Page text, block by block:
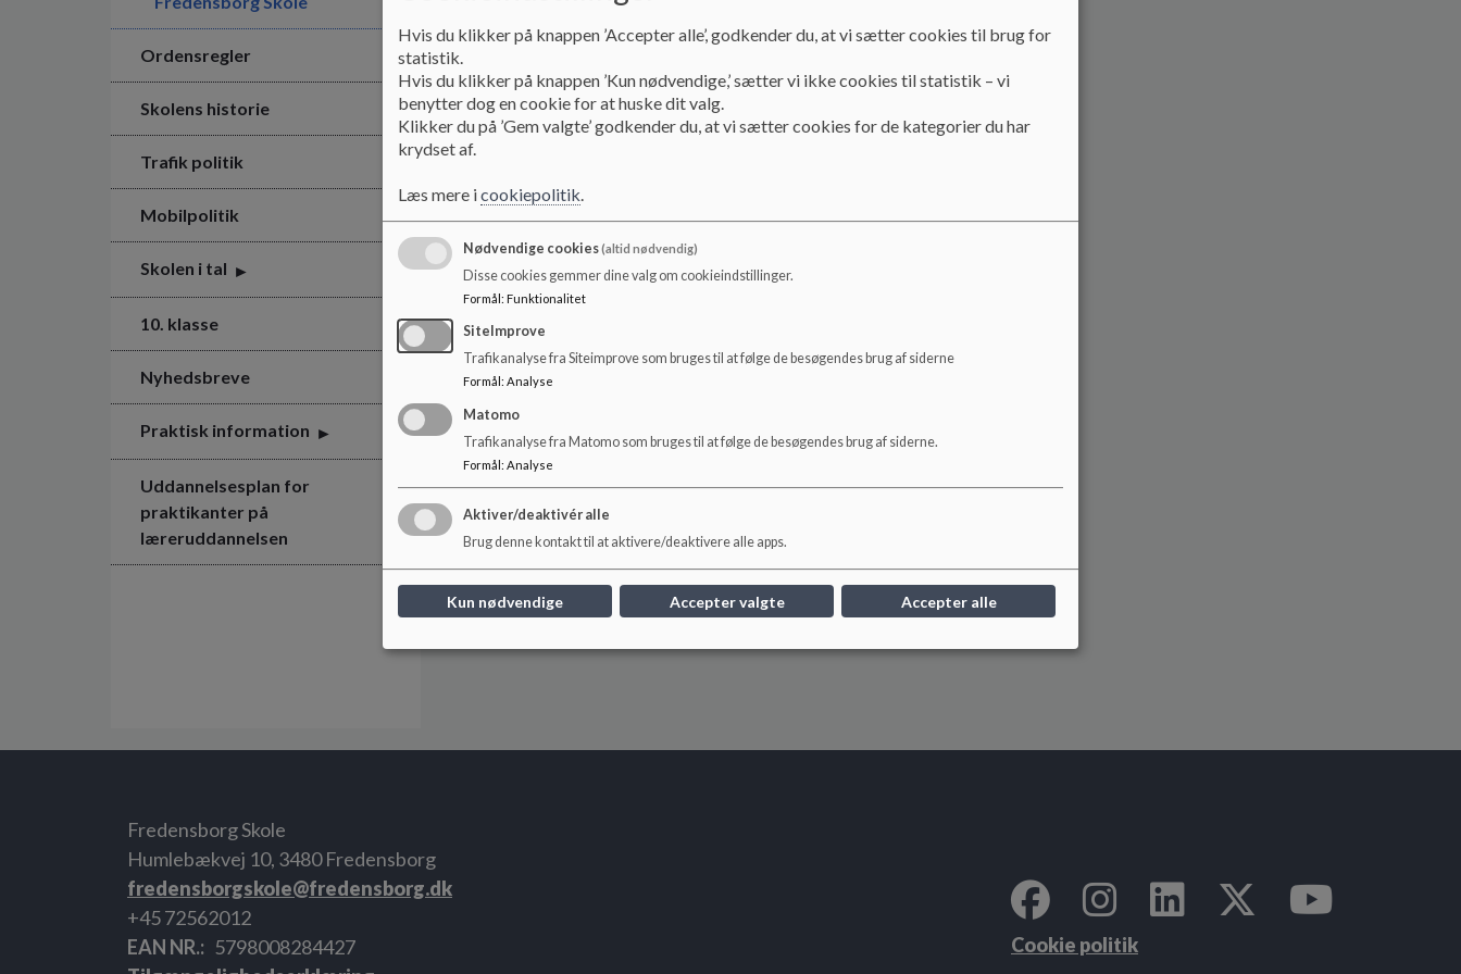
Ordensregler
Skolens historie
Trafik politik
Mobilpolitik
Skolen i tal
10. klasse
Nyhedsbreve
Praktisk information
Uddannelsesplan for
praktikanter på
læreruddannelsen
Dokumenter
Fredensborg Skole
Humlebækvej 10, 3480 Fredensborg
fredensborgskole@fredensborg.dk
+45 72562012
EAN NR.
5798008284427
Cookie politik
Hvis du klikker på knappen ’Accepter alle’, godkender du, at vi sætter cookies til brug for
statistik.
Hvis du klikker på knappen ’Kun nødvendige,’ sætter vi ikke cookies til statistik – vi
benytter dog en cookie for at huske dit valg.
Klikker du på ’Gem valgte’ godkender du, at vi sætter cookies for de kategorier du har
krydset af.
Læs mere icookiepolitik.
Nødvendige cookies(altid nødvendig)
Disse cookies gemmer dine valg om cookieindstillinger.
Formål: Funktionalitet
SiteImprove
Trafikanalyse fra Siteimprove som bruges til at følge de besøgendes brug af siderne
Formål : Analyse
Matomo
Trafikanalyse fra Matomo som bruges til at følge de besøgendes brug af siderne.
Formål : Analyse
Aktiver/deaktivér alle
Brug denne kontakt til at aktivere/deaktivere alle apps.
Kun nødvendige Accepter valgte Accepter alle